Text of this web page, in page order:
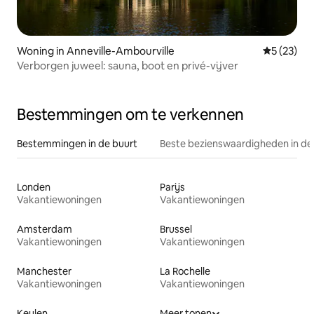
Woning in Anneville-Ambourville
5 (23)
Verborgen juweel: sauna, boot en privé-vijver
Bestemmingen om te verkennen
Bestemmingen in de buurt Beste bezienswaardigheden in
Londen
Vakantiewoningen
Parijs
Vakantiewoningen
Amsterdam
Vakantiewoningen
Brussel
Vakantiewoningen
Manchester
Vakantiewoningen
La Rochelle
Vakantiewoningen